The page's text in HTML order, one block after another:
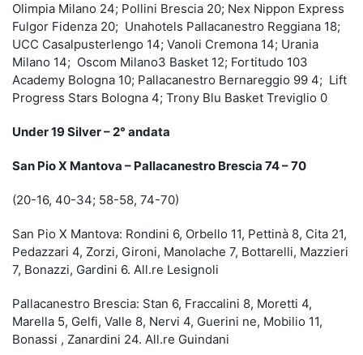
Olimpia Milano 24; Pollini Brescia 20; Nex Nippon Express
Fulgor Fidenza 20; Unahotels Pallacanestro Reggiana 18;
UCC Casalpusterlengo 14; Vanoli Cremona 14; Urania
Milano 14; Oscom Milano3 Basket 12; Fortitudo 103
Academy Bologna 10; Pallacanestro Bernareggio 99 4; Lift
Progress Stars Bologna 4; Trony Blu Basket Treviglio 0
Under 19 Silver – 2° andata
San Pio X Mantova – Pallacanestro Brescia 74 – 70
(20-16, 40-34; 58-58, 74-70)
San Pio X Mantova: Rondini 6, Orbello 11, Pettinà 8, Cita 21,
Pedazzari 4, Zorzi, Gironi, Manolache 7, Bottarelli, Mazzieri
7, Bonazzi, Gardini 6. All.re Lesignoli
Pallacanestro Brescia: Stan 6, Fraccalini 8, Moretti 4,
Marella 5, Gelfi, Valle 8, Nervi 4, Guerini ne, Mobilio 11,
Bonassi , Zanardini 24. All.re Guindani